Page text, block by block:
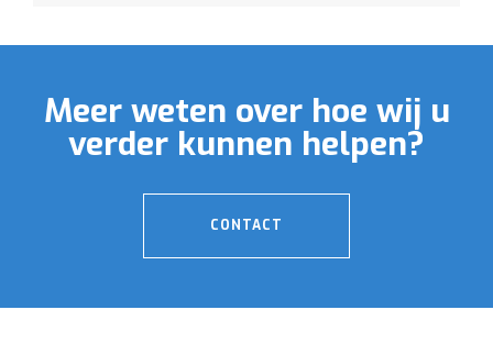
Meer weten over hoe wij u
verder kunnen helpen?
CONTACT